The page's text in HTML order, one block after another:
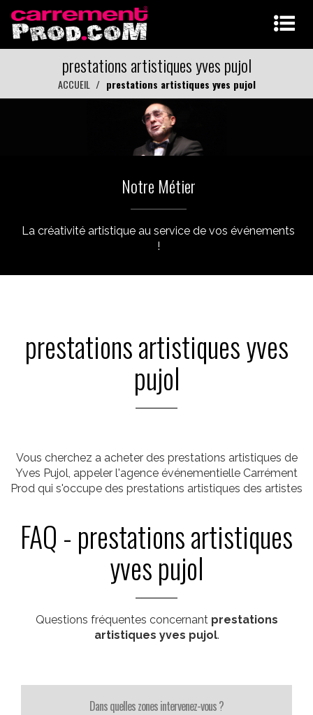
prestations artistiques yves pujol
ACCUEIL prestations artistiques yves pujol
Notre Métier
La créativité artistique au service de vos événements
!
prestations artistiques yves
pujol
Vous cherchez a acheter des prestations artistiques de
Yves Pujol, appeler l'agence événementielle Carrément
Prod qui s'occupe des prestations artistiques des artistes
FAQ - prestations artistiques
yves pujol
Questions fréquentes concernant prestations
artistiques yves pujol.
Dans quelles zones intervenez-vous ?